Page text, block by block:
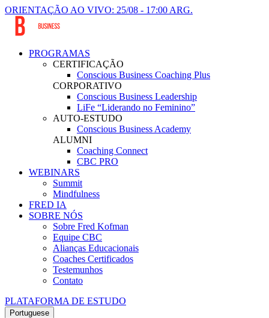
ORIENTAÇÃO AO VIVO: 25/08 - 17:00 ARG.
PROGRAMAS
CERTIFICAÇÃO
Conscious Business Coaching Plus
CORPORATIVO
Conscious Business Leadership
LiFe “Liderando no Feminino”
AUTO-ESTUDO
Conscious Business Academy
ALUMNI
Coaching Connect
CBC PRO
WEBINARS
Summit
Mindfulness
FRED IA
SOBRE NÓS
Sobre Fred Kofman
Equipe CBC
Alianças Educacionais
Coaches Certificados
Testemunhos
Contato
PLATAFORMA DE ESTUDO
Portuguese